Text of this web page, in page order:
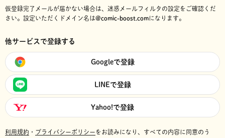
仮登録完了メールが届かない場合は、迷惑メールフィルタの設定をご確認くだ
さい。 設定いただくドメイン名は@comic-boost.comになります。
他サービスで登録する
Googleで登録
LINEで登録
Yahoo!で登録
利用規約 ・ プライバシーポリシーをお読みになり、 すべての内容に同意のう